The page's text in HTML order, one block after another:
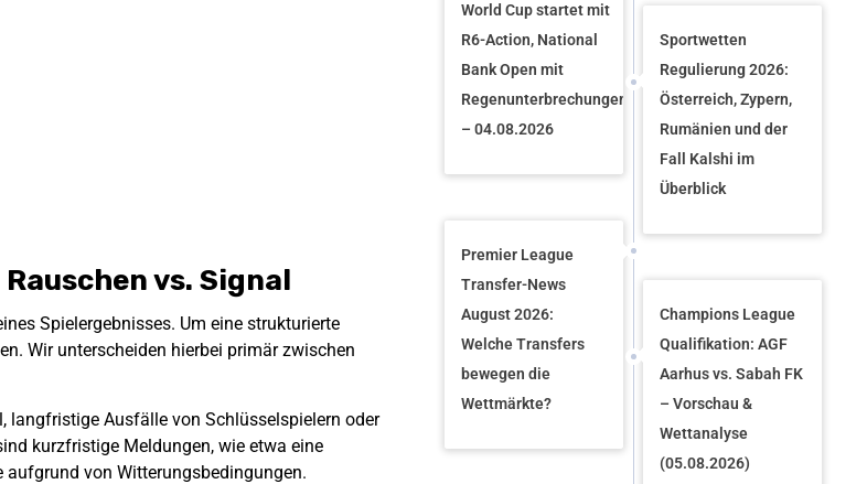
vs. Signal
Spielergebnisses. Um eine strukturierte
Wir unterscheiden hierbei primär zwischen
langfristige Ausfälle von Schlüsselspielern oder
kurzfristige Meldungen, wie etwa eine
aufgrund von Witterungsbedingungen.
World Cup startet mit
R6-Action, National
Bank Open mit
Regenunterbrechungen
– 04.08.2026
Sportwetten
Regulierung 2026:
Österreich, Zypern,
Rumänien und der
Fall Kalshi im
Überblick
Premier League
Transfer-News
August 2026:
Welche Transfers
bewegen die
Wettmärkte?
Champions League
Qualifikation: AGF
Aarhus vs. Sabah FK
– Vorschau &
Wettanalyse
(05.08.2026)